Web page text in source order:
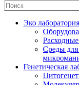
Эко лаборатория
Среды
Генетическая